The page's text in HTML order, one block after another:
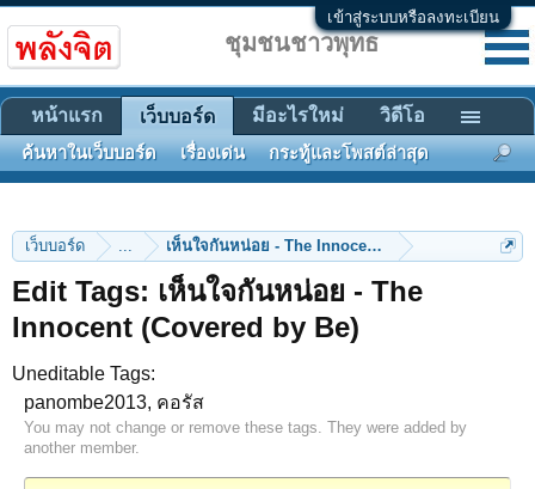
เข้าสู่ระบบหรือลงทะเบียน
เว็บบอร์ด ... เห็นใจกันหน่อย - The Innocent (Covered by Be)
Edit Tags: เห็นใจกันหน่อย - The
Innocent (Covered by Be)
Uneditable Tags:
panombe2013, คอรัส
You may not change or remove these tags. They were added by
another member.
ชุมชนชาวพุทธ
หน้าแรก เว็บบอร์ด
ค้นหาในเว็บบอร์ด เรื่องเด่น กระทู้และโพสต์ล่าสุด
มีอะไรใหม่ วิดีโอ